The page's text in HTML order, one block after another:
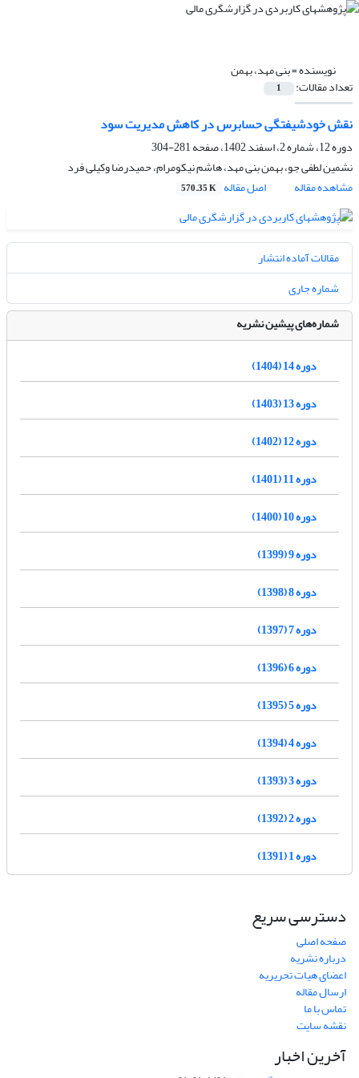
نویسنده =بنی مهد، بهمن
تعداد مقالات: 1
نقش خودشیفتگی حسابرس در کاهش مدیریت سود
دوره 12، شماره 2، اسفند 1402، صفحه
281-304
نشمین لطفی جو، بهمن بنی مهد، هاشم نیکومرام، حمیدرضا وکیلی فرد
مشاهده مقاله
اصل مقاله 570.35 K
مقالات آماده انتشار
شماره جاری
شماره‌های پیشین نشریه
دوره 14 (1404)
دوره 13 (1403)
دوره 12 (1402)
دوره 11 (1401)
دوره 10 (1400)
دوره 9 (1399)
دوره 8 (1398)
دوره 7 (1397)
دوره 6 (1396)
دوره 5 (1395)
دوره 4 (1394)
دوره 3 (1393)
دوره 2 (1392)
دوره 1 (1391)
دسترسی سریع
صفحه اصلی
درباره نشریه
اعضای هیات تحریریه
ارسال مقاله
تماس با ما
نقشه سایت
آخرین اخبار